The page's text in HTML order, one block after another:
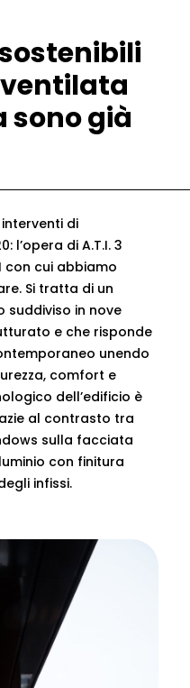
sono già
di
l’opera di A.T.I. 3
con cui abbiamo
Si tratta di un
in nove
e che risponde
unendo
comfort e
dell’edificio è
al contrasto tra
sulla facciata
con finitura
infissi.